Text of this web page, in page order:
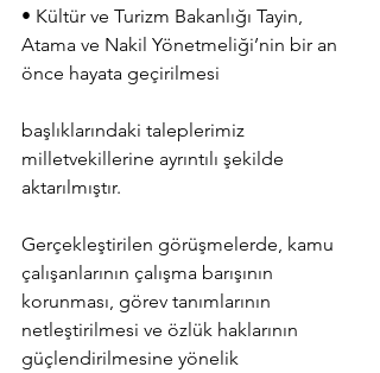
• Kültür ve Turizm Bakanlığı Tayin,
Atama ve Nakil Yönetmeliği’nin bir an
önce hayata geçirilmesi
başlıklarındaki taleplerimiz
milletvekillerine ayrıntılı şekilde
aktarılmıştır.
Gerçekleştirilen görüşmelerde, kamu
çalışanlarının çalışma barışının
korunması, görev tanımlarının
netleştirilmesi ve özlük haklarının
güçlendirilmesine yönelik